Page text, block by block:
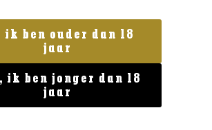
Indian tonic 0.5l
ik ben ouder dan 18
jaar
ik ben jonger dan 18
jaar